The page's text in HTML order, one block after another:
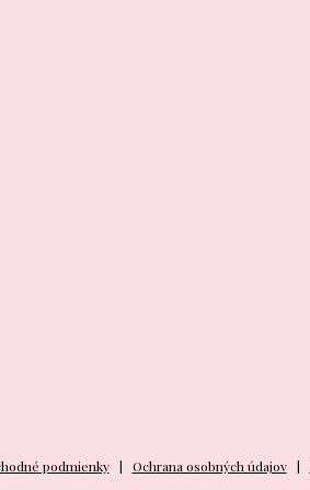
podmienky Ochrana osobných údajov